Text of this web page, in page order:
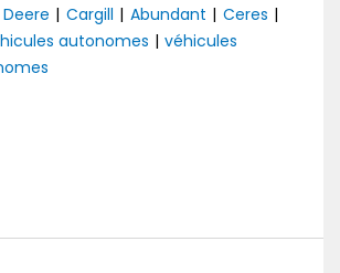
Deere | Cargill | Abundant | Ceres |
autonomes | véhicules